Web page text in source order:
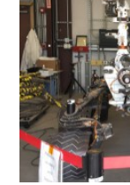
pierwszy
historii
trzy
spośród
czterech
naukowych
działów
NASA